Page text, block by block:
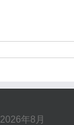
2026年8月